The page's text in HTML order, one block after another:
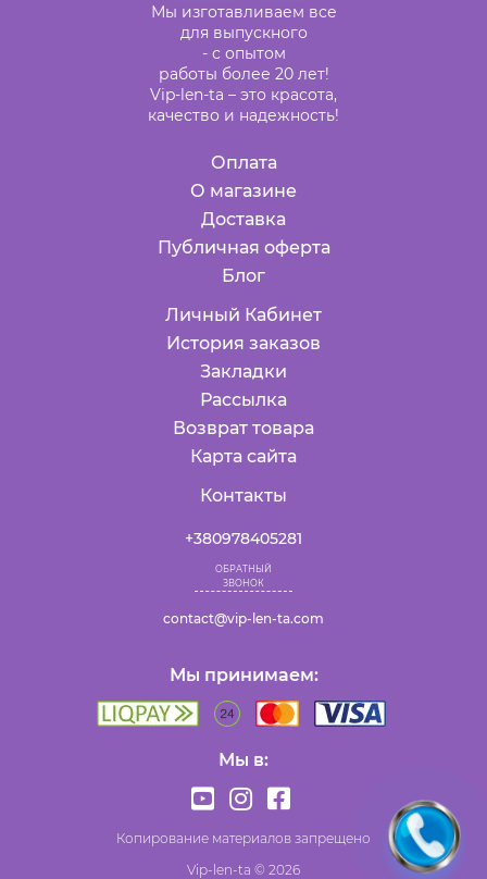
Мы изготавливаем все
для выпускного
- с опытом
работы более 20 лет!
Vip-len-ta – это красота,
качество и надежность!
Оплата
О магазине
Доставка
Публичная оферта
Блог
Личный Кабинет
История заказов
Закладки
Рассылка
Возврат товара
Карта сайта
Контакты
+380978405281
ОБРАТНЫЙ
ЗВОНОК
contact@vip-len-ta.com
Мы принимаем:
Мы в:
Копирование материалов запрещено
Vip-len-ta © 2026